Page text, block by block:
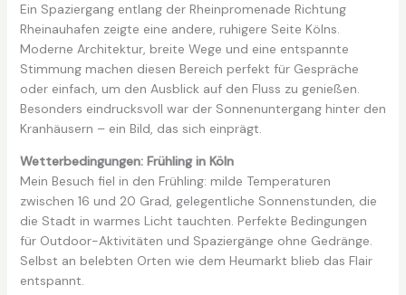
Ein Spaziergang entlang der Rheinpromenade Richtung
Rheinauhafen zeigte eine andere, ruhigere Seite Kölns.
Moderne Architektur, breite Wege und eine entspannte
Stimmung machen diesen Bereich perfekt für Gespräche
oder einfach, um den Ausblick auf den Fluss zu genießen.
Besonders eindrucksvoll war der Sonnenuntergang hinter den
Kranhäusern – ein Bild, das sich einprägt.
Wetterbedingungen: Frühling in Köln
Mein Besuch fiel in den Frühling: milde Temperaturen
zwischen 16 und 20 Grad, gelegentliche Sonnenstunden, die
die Stadt in warmes Licht tauchten. Perfekte Bedingungen
für Outdoor-Aktivitäten und Spaziergänge ohne Gedränge.
Selbst an belebten Orten wie dem Heumarkt blieb das Flair
entspannt.